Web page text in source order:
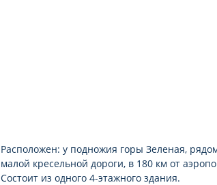
Расположен: у подножия горы Зеленая,
малой кресельной дороги, в 180 км от
Состоит из одного 4-этажного здания.